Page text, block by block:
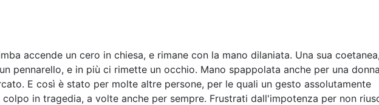
accende un cero in chiesa, e rimane con la mano dilaniata. Una sua coetanea,
pennarello, e in più ci rimette un occhio. Mano spappolata anche per una
E così è stato per molte altre persone, per le quali un gesto assolutamente
in tragedia, a volte anche per sempre. Frustrati dall'impotenza per non